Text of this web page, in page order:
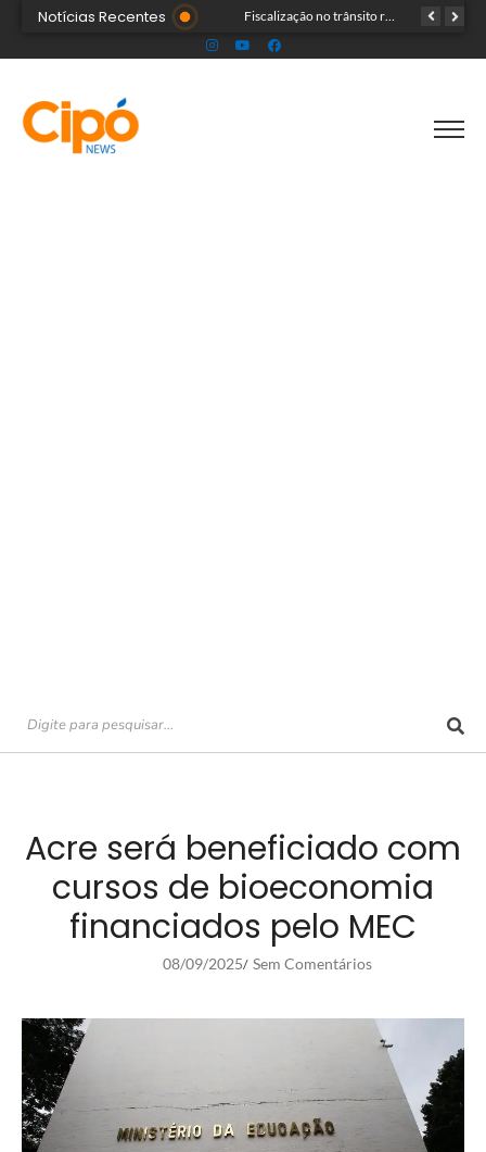
Notícias Recentes TRAGÉDIA: helicóptero cai e mata quatro pessoas; vítimas eram turistas
Acre será beneficiado com
cursos de bioeconomia
financiados pelo MEC
08/09/2025/ Sem Comentários